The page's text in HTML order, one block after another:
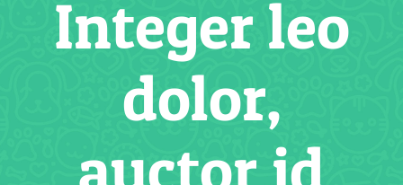
Integer leo
dolor,
auctor id